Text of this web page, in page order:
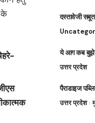
के
दस्तावेजी
ये आग कब
उत्तर प्रदेश
पैराडाइज
उत्तर प्रदेश